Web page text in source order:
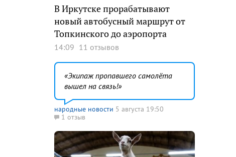
В Иркутске прорабатывают
новый автобусный маршрут от
Топкинского до аэропорта
14:09 11 отзывов
Экипаж пропавшего самолёта
вышел на связь!
народные новости 5 августа 19:50
1 отзыв